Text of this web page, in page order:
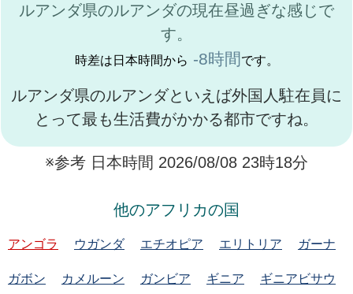
ルアンダ県のルアンダの現在昼過ぎな感じで
す。
時差は日本時間から -8時間 です。
ルアンダ県のルアンダといえば外国人駐在員に
とって最も生活費がかかる都市ですね。
※参考 日本時間 2026/08/08 23時18分
他のアフリカの国
アンゴラ ウガンダ エチオピア エリトリア ガーナ
ガボン カメルーン ガンビア ギニア ギニアビサウ